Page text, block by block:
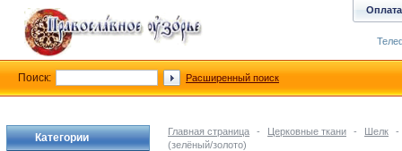
Главная страница - Церковные ткани - Шелк
-
(зелёный/золото)
Категории
Оплата
Поиск: Расширенный поиск